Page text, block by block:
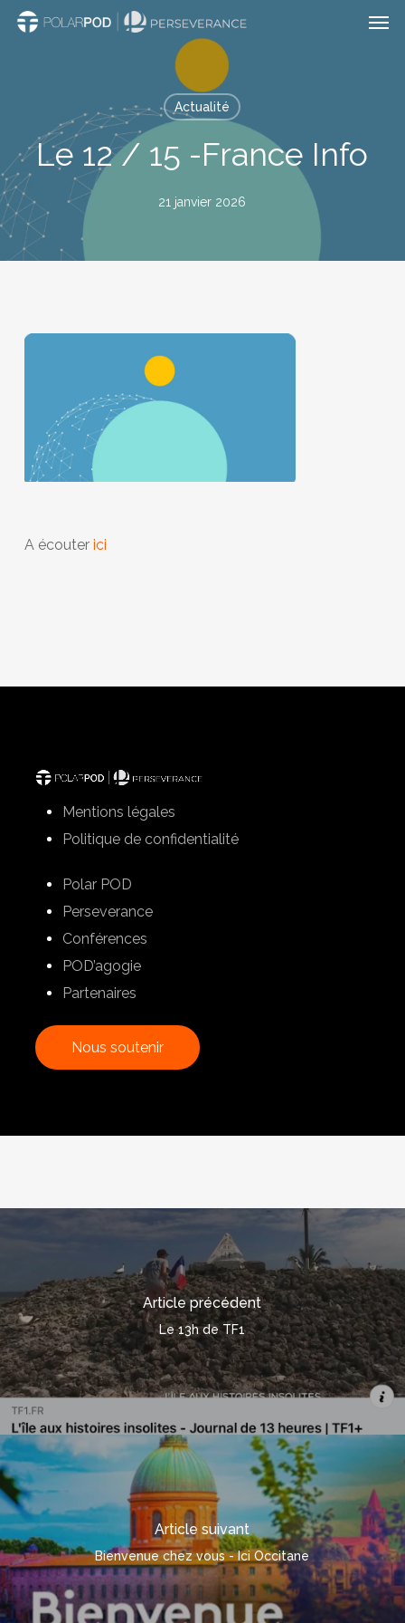
Passer
Actualité
Le 12 / 15 -France Info
21 janvier 2026
A écouter ici
Mentions légales
Politique de confidentialité
Polar POD
Perseverance
Conférences
POD’agogie
Partenaires
Nous soutenir
Article précédent
Le 13h de TF1
Article suivant
Bienvenue chez vous - Ici Occitane